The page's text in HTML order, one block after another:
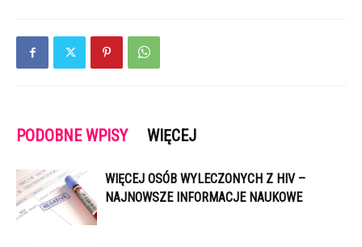
PODOBNE WPISY WIĘCEJ
WIĘCEJ OSÓB WYLECZONYCH Z HIV –
NAJNOWSZE INFORMACJE NAUKOWE